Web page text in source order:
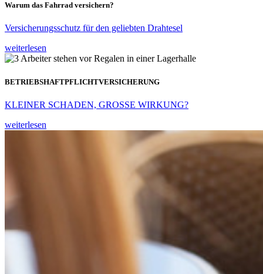
Warum das Fahrrad versichern?
Versicherungsschutz für den geliebten Drahtesel
weiterlesen
BETRIEBSHAFTPFLICHTVERSICHERUNG
KLEINER SCHADEN, GROSSE WIRKUNG?
weiterlesen